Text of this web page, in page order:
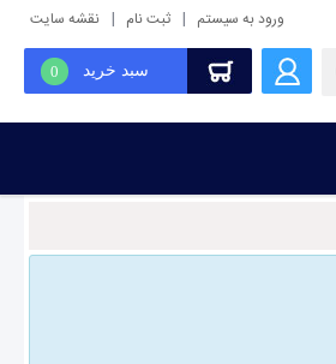
ورود به سیستم | ثبت نام | نقشه سایت
سبد خرید 0